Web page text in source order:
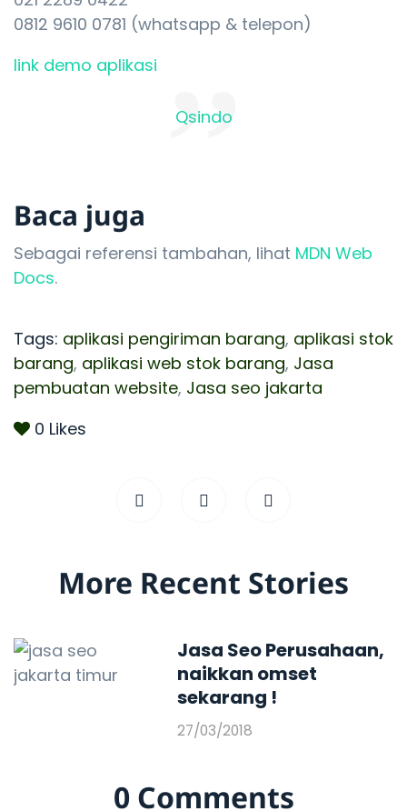
0812 9610 0781 (whatsapp & telepon)
link demo aplikasi
Qsindo
Baca juga
Sebagai referensi tambahan, lihat MDN Web
Docs.
Tags: aplikasi pengiriman barang, aplikasi stok
barang, aplikasi web stok barang, Jasa
pembuatan website, Jasa seo jakarta
0 Likes
More Recent Stories
Jasa Seo Perusahaan,
naikkan omset
sekarang !
27/03/2018
0 Comments